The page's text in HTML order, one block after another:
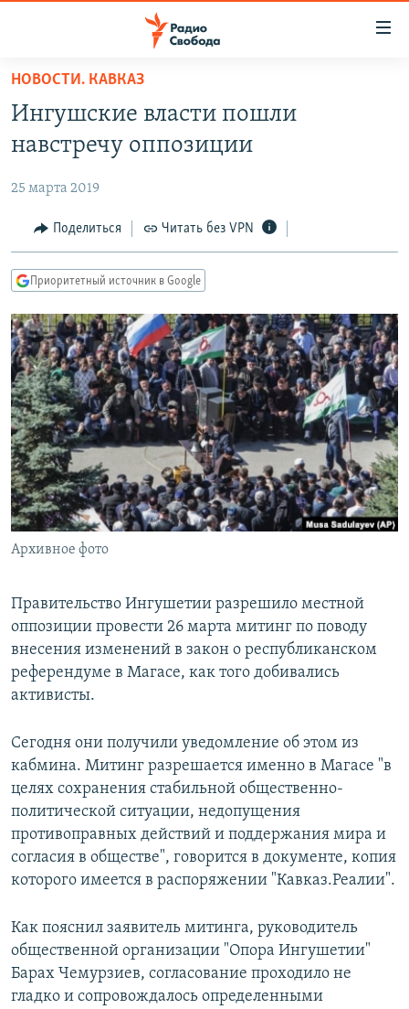
упрощенного
доступа
основному
Вернутся
главной
навигации
Вернутся
поиску
ПОДКАСТЫ
АВТОРСКИЕ ПРОЕКТЫ
ЦИТАТЫ СВОБОДЫ
МНЕНИЯ
IDEL.РЕАЛИИ
КАВКАЗ.РЕАЛИИ
СЕВЕР.РЕАЛИИ
СИБИРЬ.РЕАЛИИ
РАСПИСАНИЕ ВЕЩАНИЯ
ПОДПИШИТЕСЬ НА РАССЫЛКУ
СОЦИАЛЬНЫЕ СЕТИ
Все сайты РСЕ/РС
НОВОСТИ. КАВКАЗ
Ингушские власти пошли
навстречу оппозиции
25 марта 2019
Поделиться Читать без VPN
Приоритетный источник в Google
Архивное фото
Правительство Ингушетии разрешило местной
оппозиции провести 26 марта митинг по поводу
внесения изменений в закон о республиканском
референдуме в Магасе, как того добивались
активисты.
Сегодня они получили уведомление об этом из
кабмина. Митинг разрешается именно в Магасе "в
целях сохранения стабильной общественно-
политической ситуации, недопущения
противоправных действий и поддержания мира и
согласия в обществе", говорится в документе, копия
которого имеется в распоряжении "Кавказ.Реалии".
Как пояснил заявитель митинга, руководитель
общественной организации "Опора Ингушетии"
Барах Чемурзиев, согласование проходило не
гладко и сопровождалось определенными